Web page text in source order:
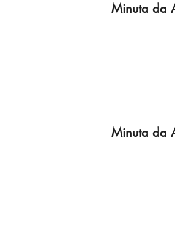
Minuta da
Minuta da